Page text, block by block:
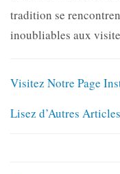
tradition se
inoubliables aux
Visitez Notre Page
Lisez d’Autres Articles